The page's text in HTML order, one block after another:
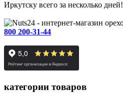
Иркутску всего за несколько дней!
800 200-31-44
категории товаров